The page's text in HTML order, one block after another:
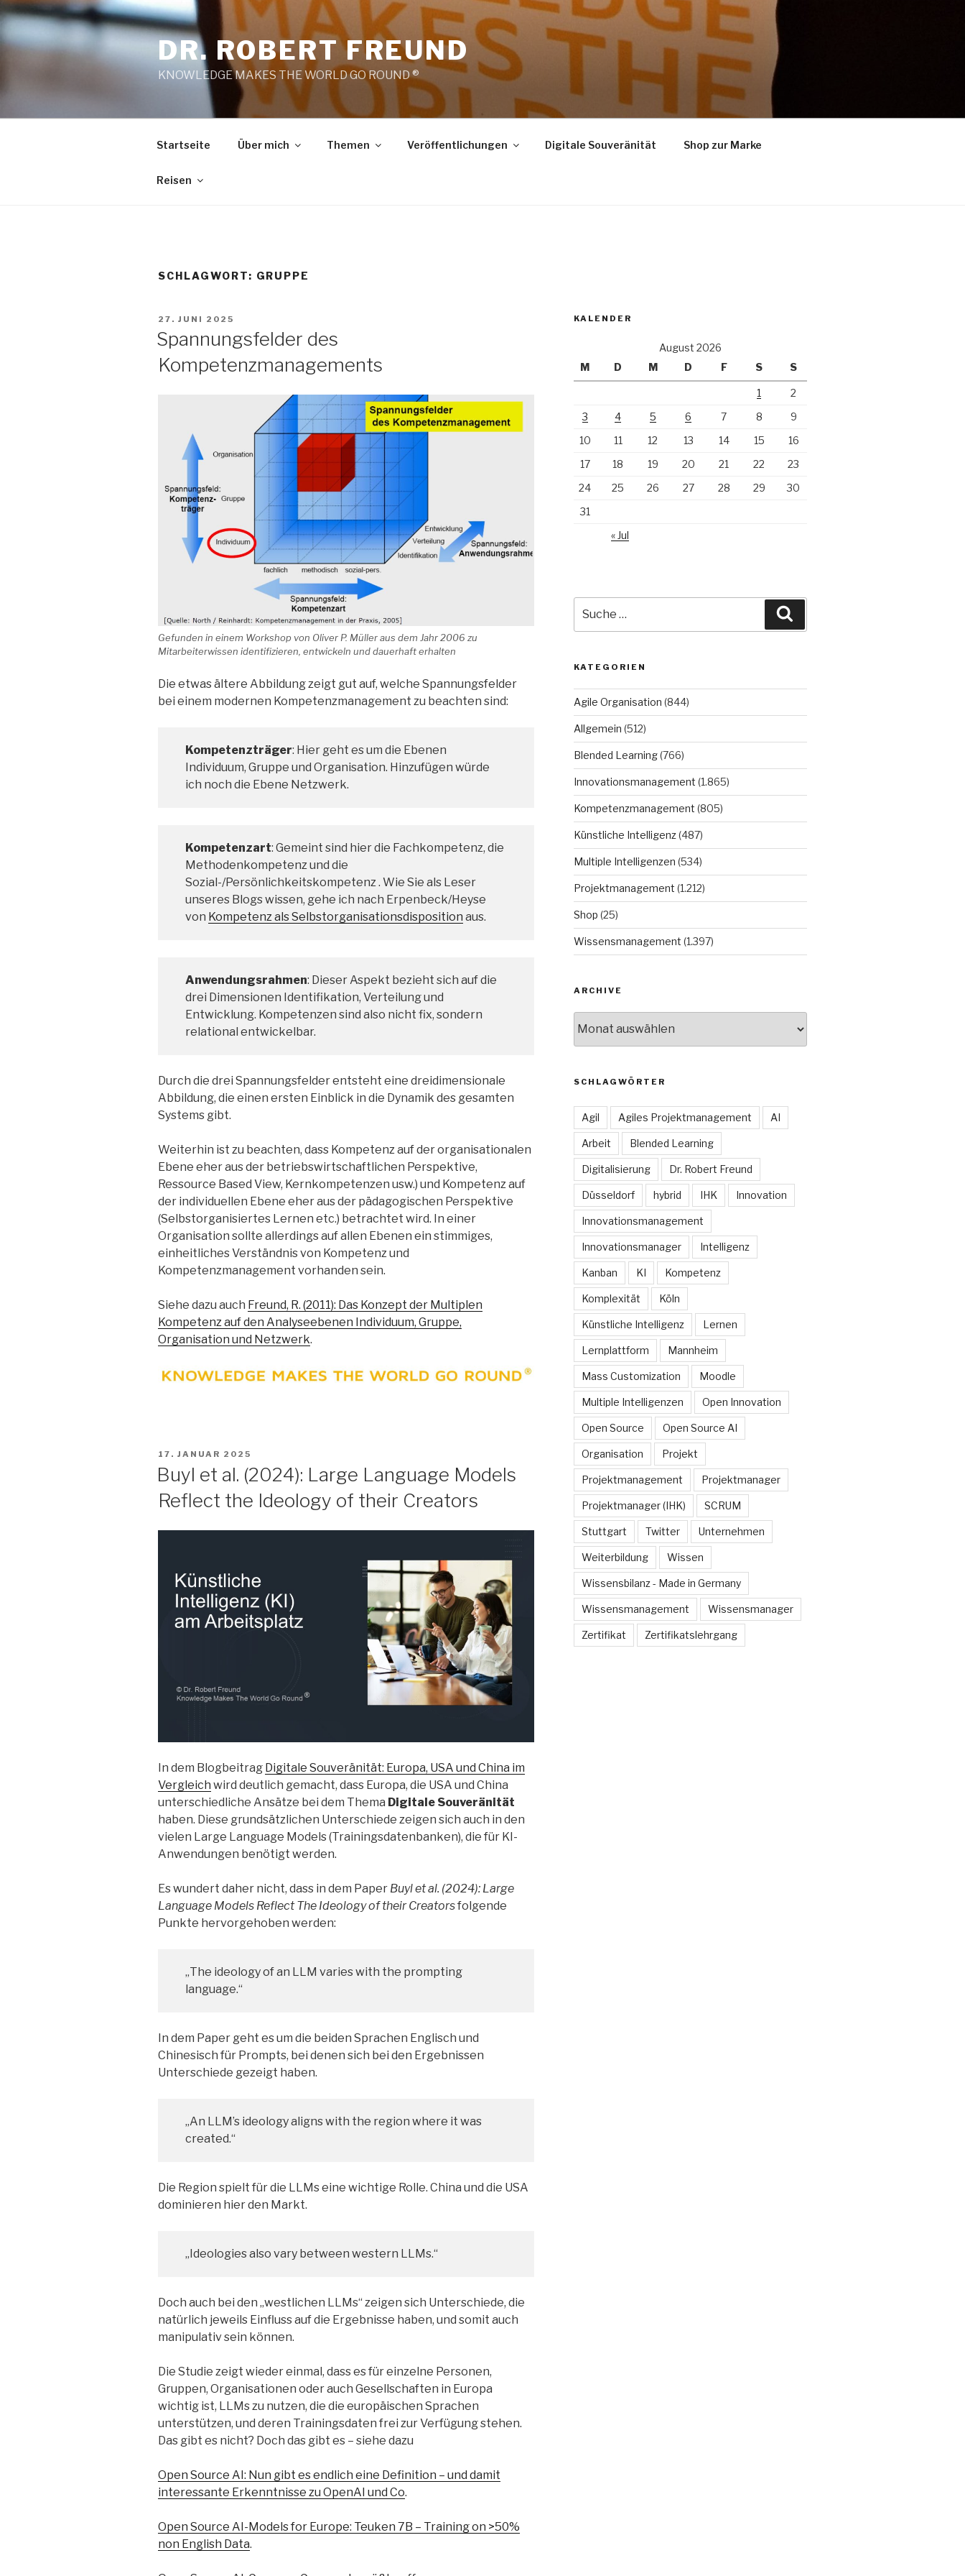
Zum
Inhalt
springen
DR. ROBERT FREUND
KNOWLEDGE MAKES THE WORLD GO ROUND ®
Startseite Über mich Themen Veröffentlichungen Digitale Souveränität Shop zur Marke
Reisen
SCHLAGWORT: GRUPPE
VERÖFFENTLICHT
27. JUNI 2025
Spannungsfelder des
Kompetenzmanagements
Gefunden in einem Workshop von Oliver P. Müller aus dem Jahr 2006 zu
Mitarbeiterwissen identifizieren, entwickeln und dauerhaft erhalten
Die etwas ältere Abbildung zeigt gut auf, welche Spannungsfelder
bei einem modernen Kompetenzmanagement zu beachten sind:
Kompetenzträger: Hier geht es um die Ebenen
Individuum, Gruppe und Organisation. Hinzufügen würde
ich noch die Ebene Netzwerk.
Kompetenzart: Gemeint sind hier die Fachkompetenz, die
Methodenkompetenz und die
Sozial-/Persönlichkeitskompetenz . Wie Sie als Leser
unseres Blogs wissen, gehe ich nach Erpenbeck/Heyse
von Kompetenz als Selbstorganisationsdisposition aus.
Anwendungsrahmen: Dieser Aspekt bezieht sich auf die
drei Dimensionen Identifikation, Verteilung und
Entwicklung. Kompetenzen sind also nicht fix, sondern
relational entwickelbar.
Durch die drei Spannungsfelder entsteht eine dreidimensionale
Abbildung, die einen ersten Einblick in die Dynamik des gesamten
Systems gibt.
Weiterhin ist zu beachten, dass Kompetenz auf der organisationalen
Ebene eher aus der betriebswirtschaftlichen Perspektive,
Ressource Based View, Kernkompetenzen usw.) und Kompetenz auf
der individuellen Ebene eher aus der pädagogischen Perspektive
(Selbstorganisiertes Lernen etc.) betrachtet wird. In einer
Organisation sollte allerdings auf allen Ebenen ein stimmiges,
einheitliches Verständnis von Kompetenz und
Kompetenzmanagement vorhanden sein.
Siehe dazu auch Freund, R. (2011): Das Konzept der Multiplen
Kompetenz auf den Analyseebenen Individuum, Gruppe,
Organisation und Netzwerk.
VERÖFFENTLICHT
17. JANUAR 2025
Buyl et al. (2024): Large Language Models
Reflect the Ideology of their Creators
In dem Blogbeitrag Digitale Souveränität: Europa, USA und China im
Vergleich wird deutlich gemacht, dass Europa, die USA und China
unterschiedliche Ansätze bei dem Thema Digitale Souveränität
haben. Diese grundsätzlichen Unterschiede zeigen sich auch in den
vielen Large Language Models (Trainingsdatenbanken), die für KI-
Anwendungen benötigt werden.
Es wundert daher nicht, dass in dem Paper Buyl et al. (2024): Large
Language Models Reflect The Ideology of their Creatorsfolgende
Punkte hervorgehoben werden:
„The ideology of an LLM varies with the prompting
language.“
In dem Paper geht es um die beiden Sprachen Englisch und
Chinesisch für Prompts, bei denen sich bei den Ergebnissen
Unterschiede gezeigt haben.
„An LLM’s ideology aligns with the region where it was
created.“
Die Region spielt für die LLMs eine wichtige Rolle. China und die USA
dominieren hier den Markt.
„Ideologies also vary between western LLMs.“
Doch auch bei den „westlichen LLMs“ zeigen sich Unterschiede, die
natürlich jeweils Einfluss auf die Ergebnisse haben, und somit auch
manipulativ sein können.
Die Studie zeigt wieder einmal, dass es für einzelne Personen,
Gruppen, Organisationen oder auch Gesellschaften in Europa
wichtig ist, LLMs zu nutzen, die die europäischen Sprachen
unterstützen, und deren Trainingsdaten frei zur Verfügung stehen.
Das gibt es nicht? Doch das gibt es – siehe dazu
Open Source AI: Nun gibt es endlich eine Definition – und damit
interessante Erkenntnisse zu OpenAI und Co.
Open Source AI-Models for Europe: Teuken 7B – Training on >50%
non English Data.
KALENDER
August 2026
M
D M D F S S
1
2
3
4 5 6 7 8
9
10
11 12 13 14 15
16
17
18 19 20 21 22
23
24
25 26 27 28 29
30
31
« Jul
nach:
KATEGORIEN
Agile Organisation (844)
Allgemein (512)
Blended Learning(766)
Innovationsmanagement (1.865)
Kompetenzmanagement (805)
Künstliche Intelligenz(487)
Multiple Intelligenzen (534)
Projektmanagement (1.212)
Shop (25)
Wissensmanagement (1.397)
ARCHIVE
SCHLAGWÖRTER
Agil Agiles Projektmanagement AI
Arbeit Blended Learning
Digitalisierung Dr. Robert Freund
Düsseldorf hybrid IHK Innovation
Innovationsmanagement
Innovationsmanager Intelligenz
Kanban KI Kompetenz
Komplexität Köln
Künstliche Intelligenz Lernen
Lernplattform Mannheim
Mass Customization Moodle
Multiple Intelligenzen Open Innovation
Open Source Open Source AI
Organisation Projekt
Projektmanagement Projektmanager
Projektmanager (IHK) SCRUM
Stuttgart Twitter Unternehmen
Weiterbildung Wissen
Wissensbilanz - Made in Germany
Wissensmanagement Wissensmanager
Zertifikat Zertifikatslehrgang